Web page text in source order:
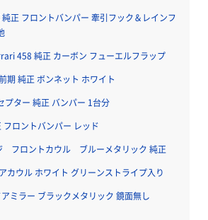
正 フロントバンパー 牽引フック＆レインフ
458 純正 カーボン フューエルフラップ
期 純正 ボンネット ホワイト
プター 純正 バンパー 1台分
ロントバンパー レッド
フロントカウル ブルーメタリック 純正
カウル ホワイト グリーンストライプ入り
ミラー ブラックメタリック 鏡面無し